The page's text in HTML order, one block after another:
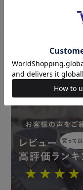
原産国
2025年12月16日
この
お